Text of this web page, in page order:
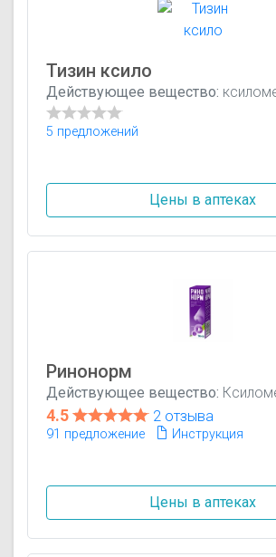
Тизин ксило
Действующее вещество:
5 предложений
Цены в аптеках
Ринонорм
Действующее вещество:
4.5 2 отзыва
91 предложение Инструкция
Цены в аптеках